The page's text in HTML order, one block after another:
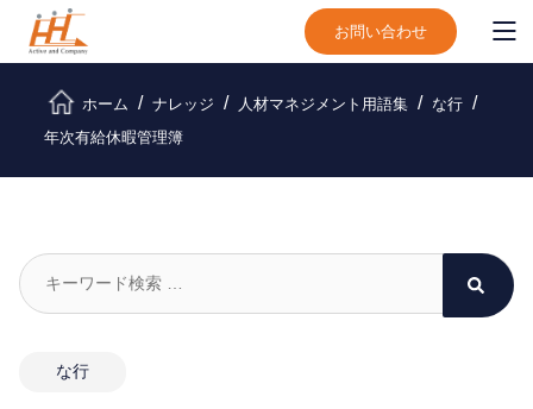
お問い合わせ
ホーム ナレッジ 人材マネジメント用語集
な行
年次有給休暇管理簿
な行